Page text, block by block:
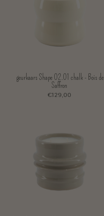
geurkaars Shape 02.01 chalk - Bois de
Saffron
€129,00